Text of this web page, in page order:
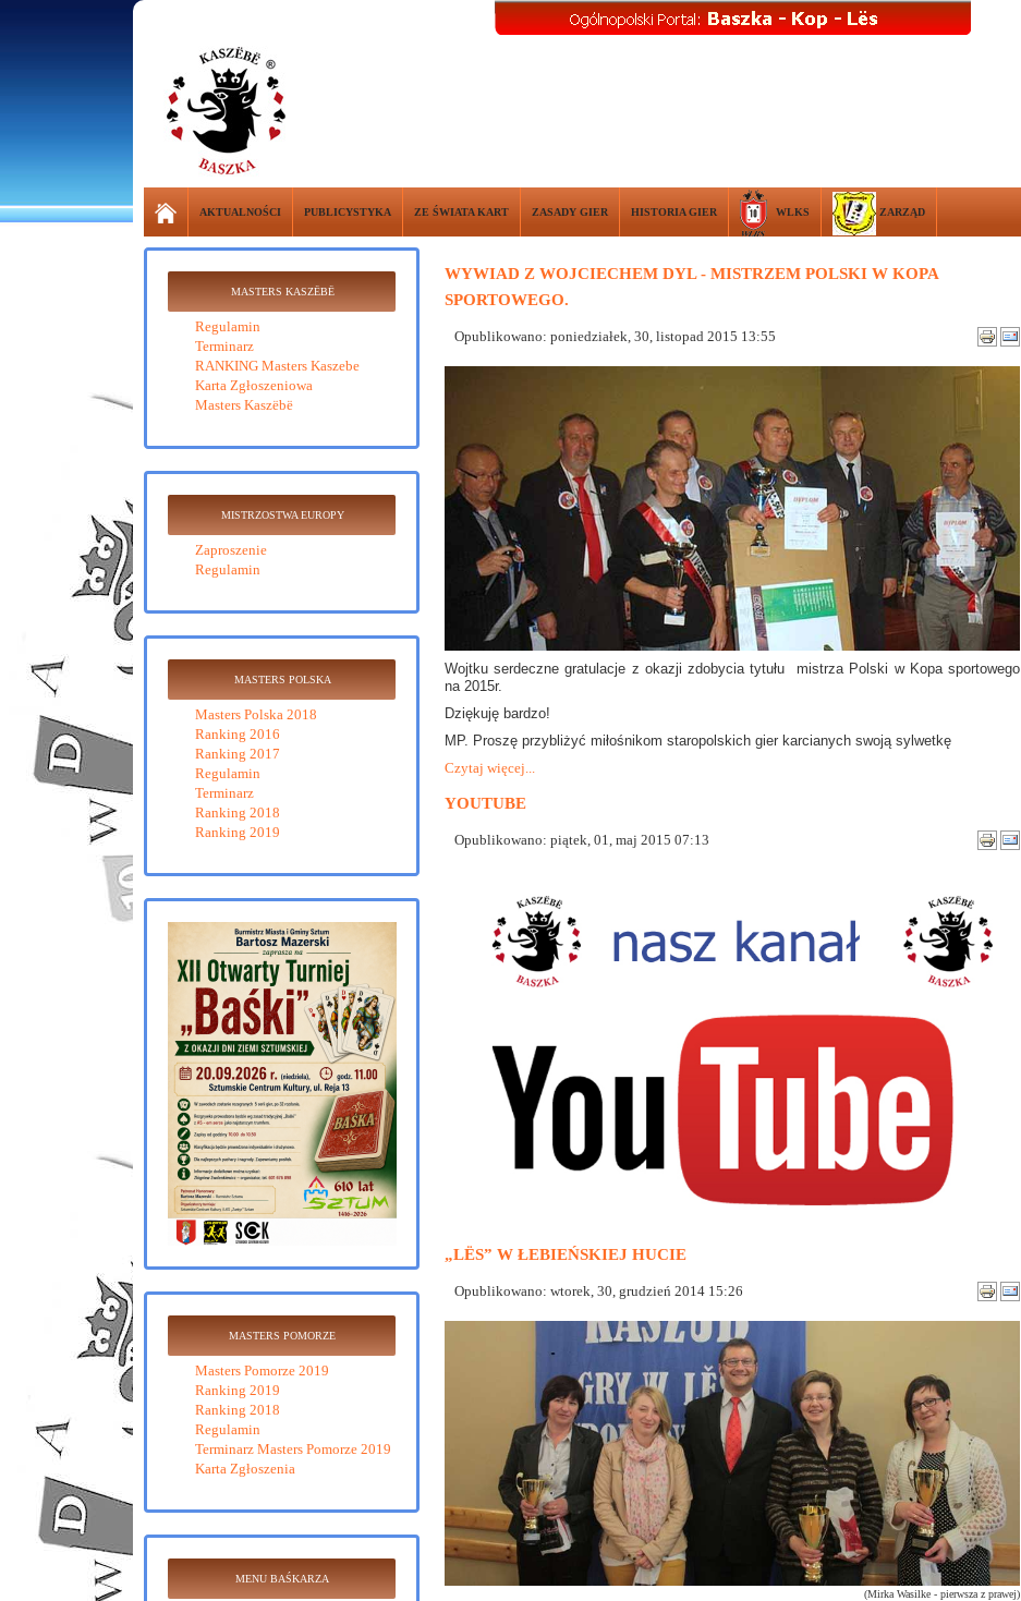
AKTUALNOŚCI PUBLICYSTYKA ZE ŚWIATA KART ZASADY GIER HISTORIA GIER WLKS ZARZĄD
MASTERS KASZËBË
Regulamin
Terminarz
RANKING Masters Kaszebe
Karta Zgłoszeniowa
Masters Kaszëbë
MISTRZOSTWA EUROPY
Zaproszenie
Regulamin
MASTERS POLSKA
Masters Polska 2018
Ranking 2016
Ranking 2017
Regulamin
Terminarz
Ranking 2018
Ranking 2019
MASTERS POMORZE
Masters Pomorze 2019
Ranking 2019
Ranking 2018
Regulamin
Terminarz Masters Pomorze 2019
Karta Zgłoszenia
MENU BAŚKARZA
WYWIAD Z WOJCIECHEM DYL - MISTRZEM POLSKI W KOPA
SPORTOWEGO.
Opublikowano: poniedziałek, 30, listopad 2015 13:55
Wojtku serdeczne gratulacje z okazji zdobycia tytułu mistrza Polski w Kopa sportowego
na 2015r.
Dziękuję bardzo!
MP. Proszę przybliżyć miłośnikom staropolskich gier karcianych swoją sylwetkę
Czytaj więcej...
YOUTUBE
Opublikowano: piątek, 01, maj 2015 07:13
„LËS” W ŁEBIEŃSKIEJ HUCIE
Opublikowano: wtorek, 30, grudzień 2014 15:26
(Mirka Wasilke - pierwsza z prawej)